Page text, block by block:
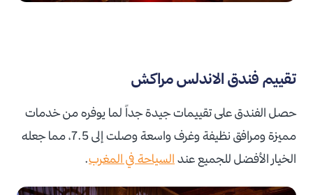
تقييم فندق الاندلس مراكش
حصل الفندق على تقييمات جيدة جداً لما يوفره من خدمات
مميزة ومرافق نظيفة وغرف واسعة وصلت إلى 7.5، مما جعله
الخيار الأفضل للجميع عند السياحة في المغرب.